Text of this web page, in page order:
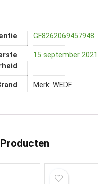
GF8262069457948
15 september 2021
Merk: WEDF